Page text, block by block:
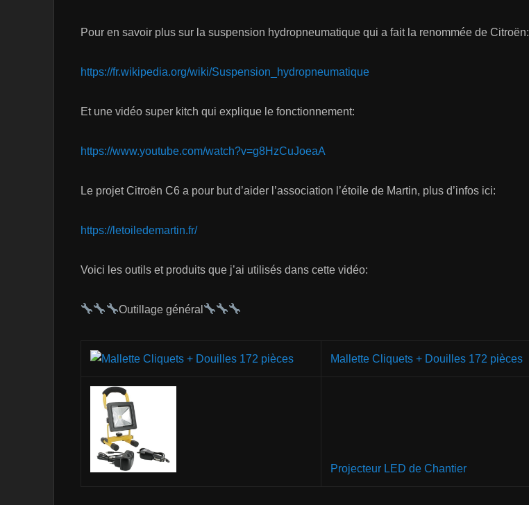
Pour en savoir plus sur la suspension hydropneumatique qui a fait la renommée de Citroën:
https://fr.wikipedia.org/wiki/Suspension_hydropneumatique
Et une vidéo super kitch qui explique le fonctionnement:
https://www.youtube.com/watch?v=g8HzCuJoeaA
Le projet Citroën C6 a pour but d’aider l’association l’étoile de Martin, plus d’infos ici:
https://letoiledemartin.fr/
Voici les outils et produits que j’ai utilisés dans cette vidéo:
Outillage général
Mallette Cliquets + Douilles 172 pièces
Projecteur LED de Chantier